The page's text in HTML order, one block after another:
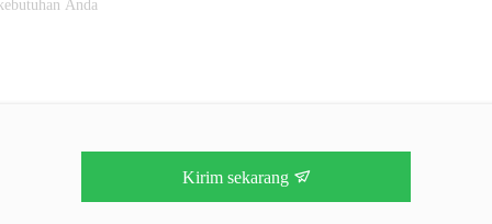
Kirim sekarang